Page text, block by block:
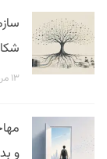
۱۳ مرداد ۱۴۰۵
و